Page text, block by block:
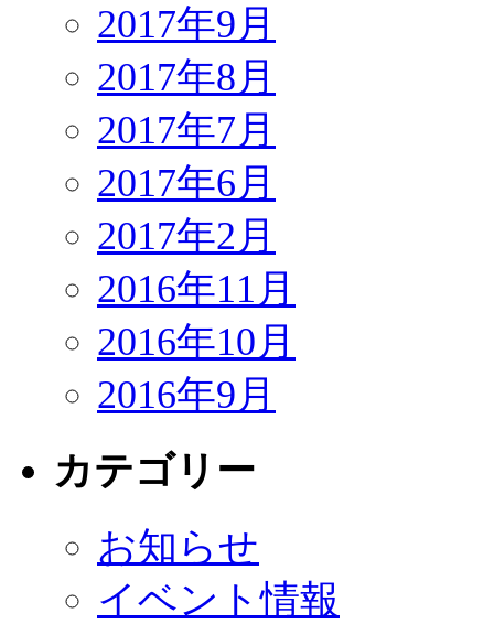
2017年9月
2017年8月
2017年7月
2017年6月
2017年2月
2016年11月
2016年10月
2016年9月
カテゴリー
お知らせ
イベント情報